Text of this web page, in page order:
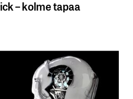
– kolme tapaa